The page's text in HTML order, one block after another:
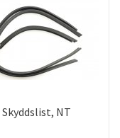
Skyddslist, NT